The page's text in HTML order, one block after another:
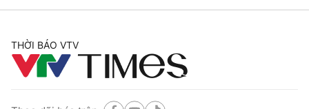
THỜI BÁO VTV